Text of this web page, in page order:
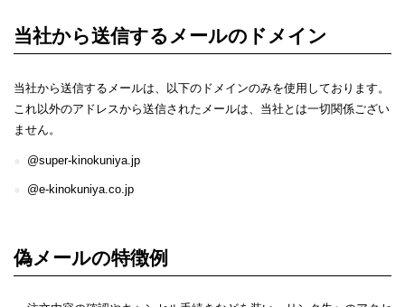
当社から送信するメールのドメイン
当社から送信するメールは、以下のドメインのみを使用しております。
これ以外のアドレスから送信されたメールは、当社とは一切関係ござい
ません。
@super-kinokuniya.jp
@e-kinokuniya.co.jp
偽メールの特徴例